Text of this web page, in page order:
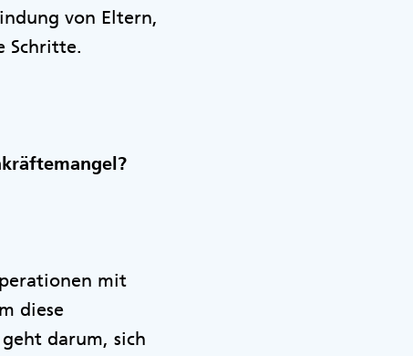
von Eltern,
Schritte.
mit
diese
darum, sich